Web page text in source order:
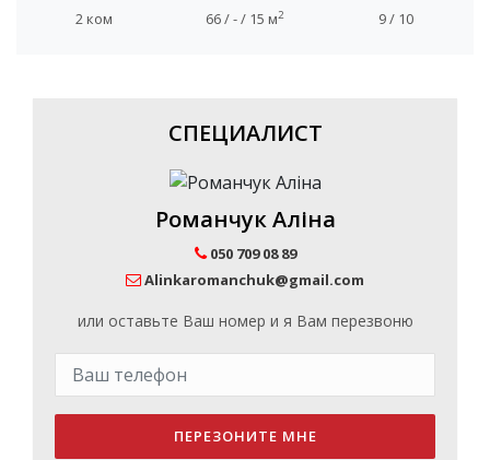
2 ком 66 / - / 15 м2 9 / 10
СПЕЦИАЛИСТ
Романчук Аліна
050 709 08 89
Alinkaromanchuk@gmail.com
или оставьте Ваш номер и я Вам перезвоню
ПЕРЕЗОНИТЕ МНЕ